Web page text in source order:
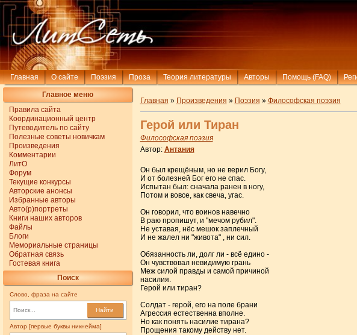
Главная О сайте Поэзия Проза Теория литературы Авторы Помощь (FAQ)
Главное меню
Правила сайта
Координационный центр
Путеводитель по сайту
Полезные советы новичкам
Произведения
Комментарии
ЛитО
Форум
Текущие конкурсы
Авторские анонсы
Избранные авторы
Авто(р)портреты
Книги наших авторов
Файлы
Блоги
Мемориальные страницы
Обратная связь
Гостевая книга
Поиск
Слово, фраза на сайте
Найти
Автор [первые буквы никнейма]
Главная » Произведения » Поэзия » Философская поэзия
Герой или Тиран
Философская поэзия
Автор: Антания
Он был крещёным, но не верил Богу,
И от болезней Бог его не спас.
Испытан был: сначала ранен в ногу,
Потом и вовсе, как свеча, угас.
Он говорил, что воинов навечно
В раю пропишут, и "мечом рубил".
Не уставая, нёс мешок заплечный
И не жалел ни "живота" , ни сил.
Обязанность ли, долг ли - всё едино -
Он чувствовал невидимую грань
Меж силой правды и самой причиной
насилия.
Герой или тиран?
Солдат - герой, его на поле брани
Агрессия естественна вполне.
Но как понять насилие тирана?
Прощения такому действу нет.